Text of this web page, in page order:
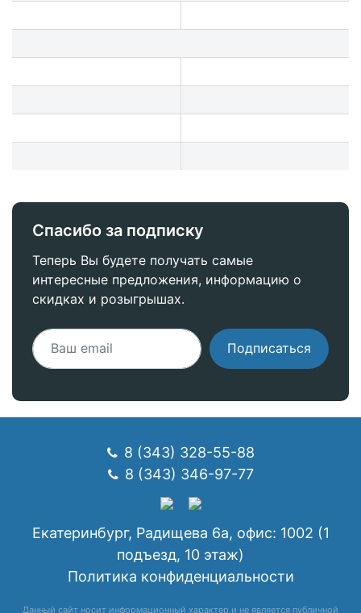
Спасибо за подписку
Теперь Вы будете получать самые
интересные предложения, информацию о
скидках и розыгрышах.
Подписаться
8 (343) 328-55-88
8 (343) 346-97-77
Екатеринбург, Радищева 6а, офис: 1002 (1
подъезд, 10 этаж)
Политика конфиденциальности
Данный сайт носит информационный характер и не является публичной